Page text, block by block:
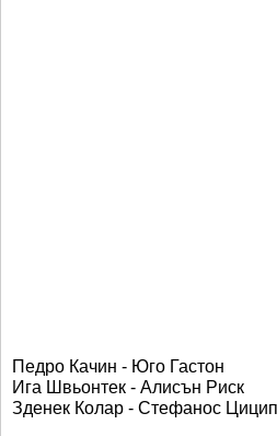
Педро Качин - Юго Гастон
Ига Швьонтек - Алисън Риск
Зденек Колар - Стефанос